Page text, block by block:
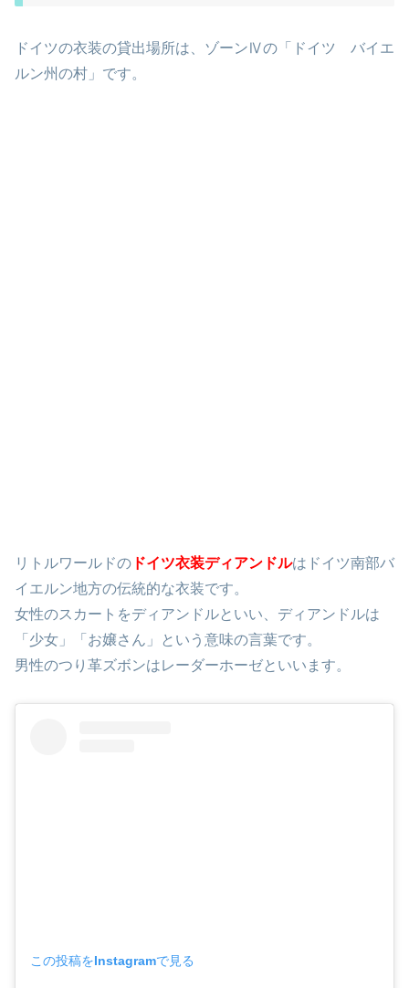
ドイツの衣装の貸出場所は、ゾーンⅣの「ドイツ バイエ
ルン州の村」です。
リトルワールドの ドイツ衣装ディアンドルはドイツ南部バ
イエルン地方の伝統的な衣装です。
女性のスカートをディアンドルといい、ディアンドルは
「少女」「お嬢さん」という意味の言葉です。
男性のつり革ズボンはレーダーホーゼといいます。
この投稿をInstagramで見る